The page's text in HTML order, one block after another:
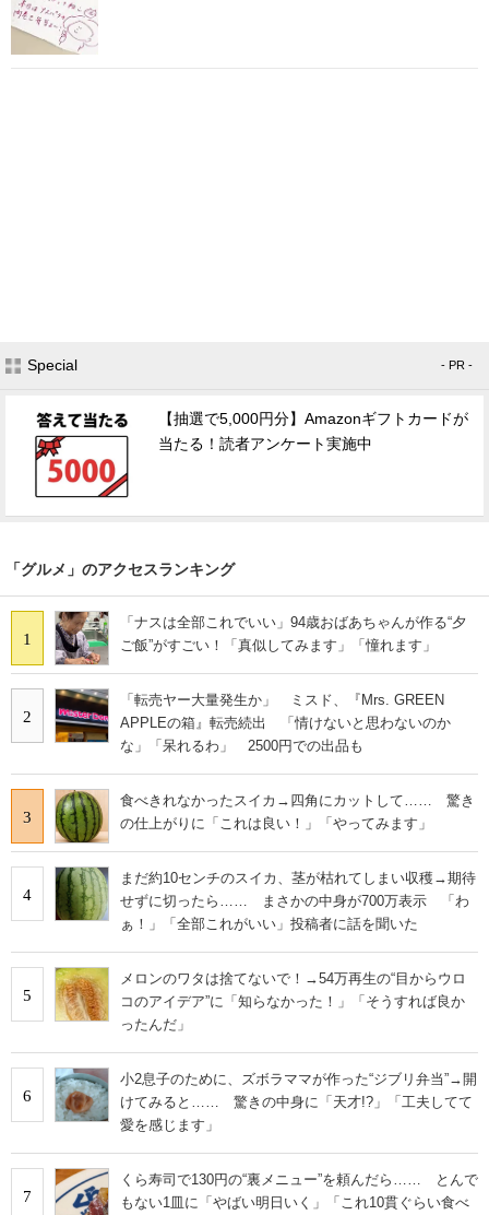
Special - PR -
【抽選で5,000円分】Amazonギフトカードが
当たる！読者アンケート実施中
「グルメ」のアクセスランキング
1
「ナスは全部これでいい」94歳おばあちゃんが作る“夕
ご飯”がすごい！「真似してみます」「憧れます」
2
「転売ヤー大量発生か」 ミスド、『Mrs. GREEN
APPLEの箱』転売続出 「情けないと思わないのか
な」「呆れるわ」 2500円での出品も
3
食べきれなかったスイカ→四角にカットして…… 驚き
の仕上がりに「これは良い！」「やってみます」
4
まだ約10センチのスイカ、茎が枯れてしまい収穫→期待
せずに切ったら…… まさかの中身が700万表示 「わ
ぁ！」「全部これがいい」投稿者に話を聞いた
5
メロンのワタは捨てないで！→54万再生の“目からウロ
コのアイデア”に「知らなかった！」「そうすれば良か
ったんだ」
6
小2息子のために、ズボラママが作った“ジブリ弁当”→開
けてみると…… 驚きの中身に「天才!?」「工夫してて
愛を感じます」
7
くら寿司で130円の“裏メニュー”を頼んだら…… とんで
もない1皿に「やばい明日いく」「これ10貫ぐらい食べ